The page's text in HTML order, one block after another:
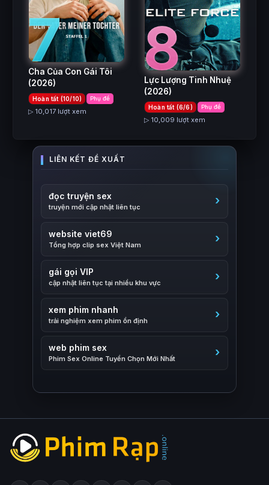
7
Cha Của Con Gái Tôi
(2026)
Hoàn tất (10/10) Phụ đề
▷ 10,017 lượt xem
8
Lực Lượng Tinh Nhuệ
(2026)
Hoàn tất (6/6) Phụ đề
▷ 10,009 lượt xem
đọc truyện sex
truyện mới cập nhật liên tục
website viet69
Tổng hợp clip sex Việt Nam
gái gọi VIP
cập nhật liên tục tại nhiều khu vực
xem phim nhanh
trải nghiệm xem phim ổn định
web phim sex
Phim Sex Online Tuyển Chọn Mới Nhất